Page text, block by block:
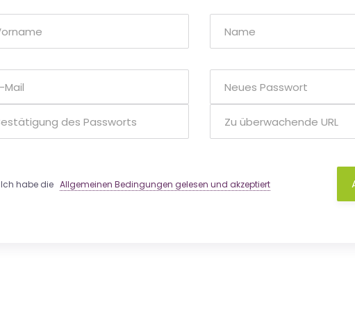
Ich habe die Allgemeinen Bedingungen gelesen und akzeptiert